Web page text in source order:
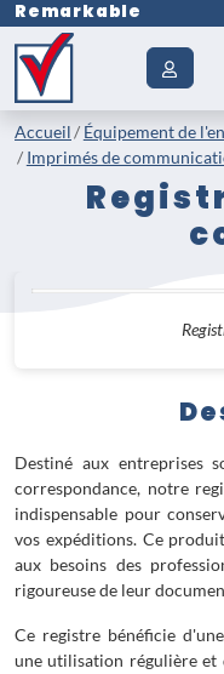
Remarkable
Accueil Équipement de
Imprimés de
Destiné aux entreprises
correspondance, notre
indispensable pour
vos expéditions. Ce
aux besoins des
rigoureuse de leur
Ce registre bénéficie d'une
une utilisation régulière et